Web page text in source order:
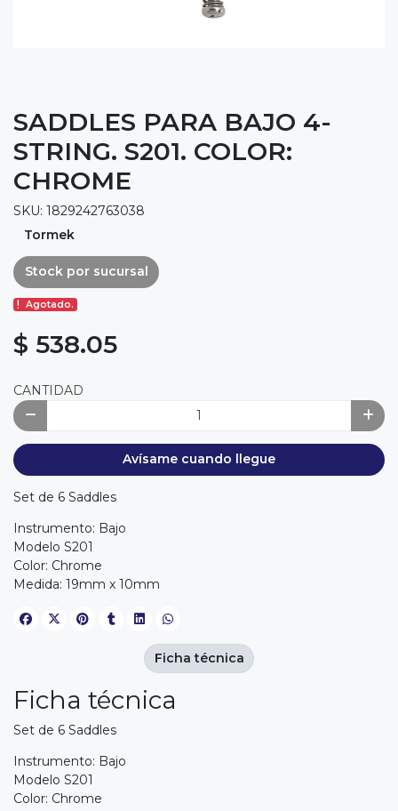
SADDLES PARA BAJO 4-
STRING. S201. COLOR:
CHROME
SKU: 1829242763038
Tormek
Stock por sucursal
Agotado.
$ 538.05
CANTIDAD
Avísame cuando llegue
Set de 6 Saddles
Instrumento: Bajo
Modelo S201
Color: Chrome
Medida: 19mm x 10mm
Ficha técnica
Set de 6 Saddles
Instrumento: Bajo
Modelo S201
Color: Chrome
Ficha técnica